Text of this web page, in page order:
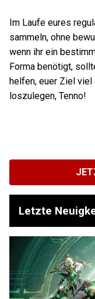
Im Laufe eures
sammeln, ohne
wenn ihr ein
Forma benötigt,
helfen, euer Ziel
loszulegen, Tenno!
Letzte